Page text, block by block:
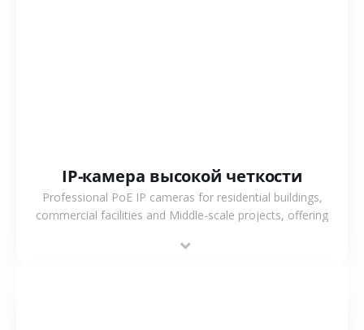
IP-камера высокой четкости
Professional PoE IP cameras for residential buildings,
commercial facilities and Middle-scale projects, offering
support.